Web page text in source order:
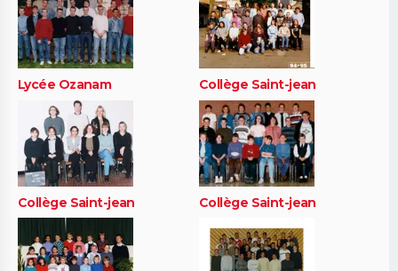
Lycée Ozanam Collège Saint-jean
Collège Saint-jean Collège Saint-jean